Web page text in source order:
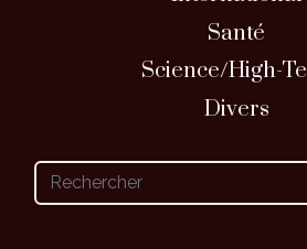
Santé
Science/High-
Divers